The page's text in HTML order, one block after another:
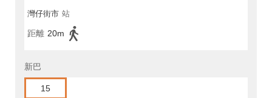
灣仔街市 站
距離 20m
新巴
15